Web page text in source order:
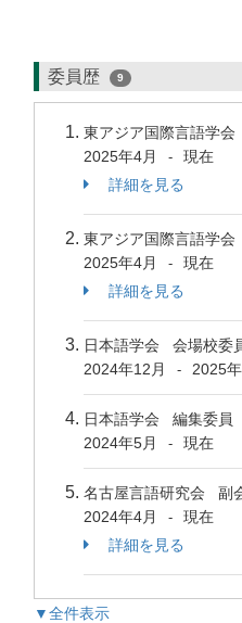
委員歴 9
東アジア国際言語学
2025年4月
-
現在
詳細を見る
東アジア国際言語学
2025年4月
-
現在
詳細を見る
日本語学会 会場校委
2024年12月
- 2025
日本語学会 編集委員
2024年5月
- 現在
名古屋言語研究会 副
2024年4月
-
現在
詳細を見る
▼全件表示